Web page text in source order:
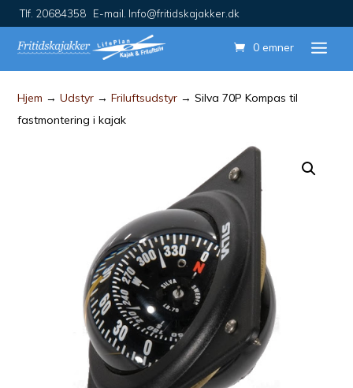
Tlf. 20684358 E-mail. Info@fritidskajakker.dk
0 emner
Hjem →Udstyr →Friluftsudstyr → Silva 70P Kompas til
fastmontering i kajak